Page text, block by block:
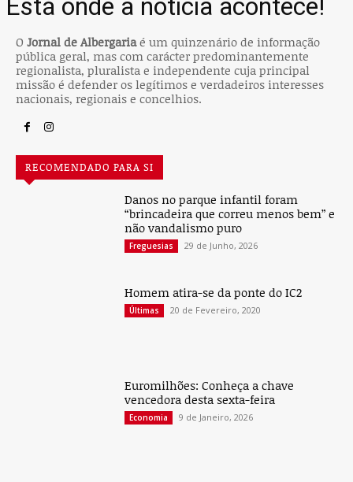
O Jornal de Albergariaé um quinzenário de informação
pública geral, mas com carácter predominantemente
regionalista, pluralista e independente cuja principal
missão é defender os legítimos e verdadeiros interesses
nacionais, regionais e concelhios.
RECOMENDADO PARA SI
Danos no parque infantil foram
“brincadeira que correu menos bem” e
não vandalismo puro
Freguesias 29 de Junho, 2026
Homem atira-se da ponte do IC2
Últimas 20 de Fevereiro, 2020
Euromilhões: Conheça a chave
vencedora desta sexta-feira
Economia 9 de Janeiro, 2026